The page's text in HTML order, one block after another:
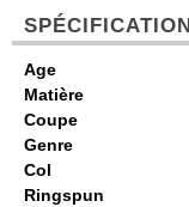
SPÉCIFICATION
Age
Matière
Coupe
Genre
Col
Ringspun